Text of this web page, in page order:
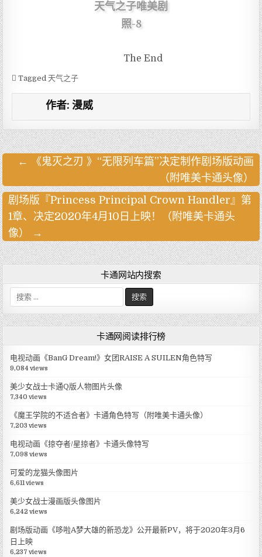
天气之子唯美剧
照-8
The End
Tagged天气之子
作者: 漫威
章
导
航
← 《鬼灭之刃 》“无限列车篇”决定制作剧场版动画
（附唯美卡通头像）
剧场版『Princess Principal Crown Handler』第
1章、决定2020年4月10日上映！（附唯美卡通头
像） →
卡通网站内搜索
搜
索
:
卡通网阅读排行榜
电视动画《BanG Dream!》女团RAISE A SUILEN角色特写
9,084 views
美少女战士卡通Q版人物图片头像
7,340 views
《魔王学院的不适合者》卡通角色特写（附唯美卡通头像）
7,203 views
电视动画《掠夺者/星掠者》卡通头像特写
7,098 views
可爱的龙猫头像图片
6,611 views
美少女战士漫画版头像图片
6,242 views
剧场版动画《哆啦A梦大雄的新恐龙》公开最新PV，将于2020年3月6
日上映
6,237 views